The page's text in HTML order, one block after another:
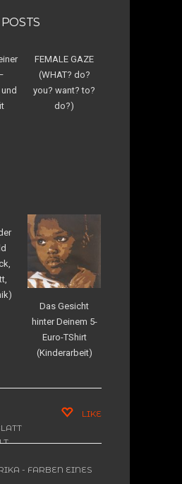
FEMALE GAZE
(WHAT? do?
you? want? to?
do?)
Das Gesicht
hinter Deinem 5-
Euro-TShirt
(Kinderarbeit)
,
,
LIKE
- FARBEN EINES